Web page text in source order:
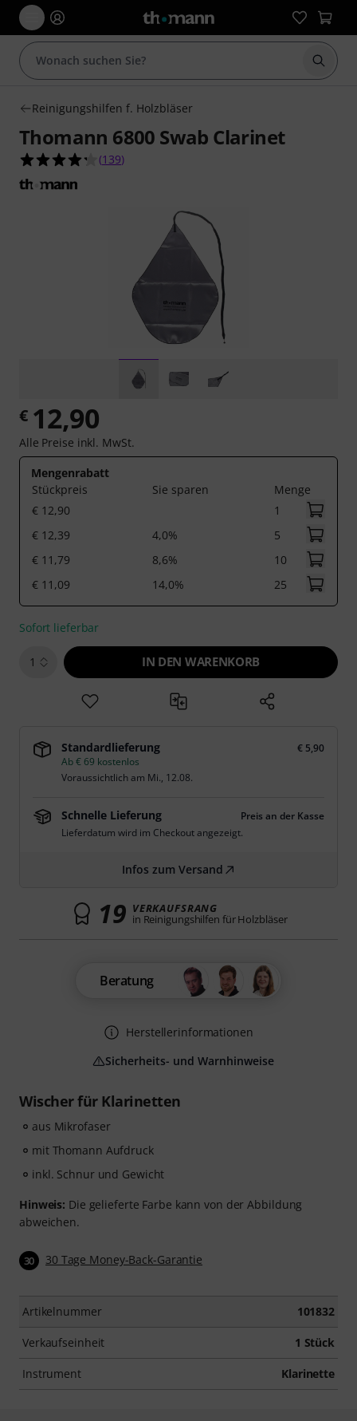
Suche
Reinigungshilfen f. Holzbläser
Thomann 6800 Swab Clarinet
4.3 von 5 Sternen aus 139 Kundenbewertungen
(139)
Wischer für Klarinetten
aus Mikrofaser
mit Thomann Aufdruck
inkl. Schnur und Gewicht
Hinweis: Die gelieferte Farbe kann von der Abbildung
abweichen.
30 30 Tage Money-Back-Garantie
Artikelnummer 101832
Verkaufseinheit 1 Stück
Instrument Klarinette
€ 12,90
Alle Preise inkl. MwSt.
Mengenrabatt
Stückpreis
Sie sparen
Menge
€ 12,90
1
€ 12,39
4,0%
5
€ 11,79
8,6%
10
€ 11,09
14,0% 25
Sofort lieferbar
1 IN DEN WARENKORB
Standardlieferung
€ 5,90
Ab € 69 kostenlos
Voraussichtlich am Mi., 12.08.
Schnelle Lieferung
Preis an der Kasse
Lieferdatum wird im Checkout angezeigt.
Infos zum Versand
19 VERKAUFSRANG
in Reinigungshilfen für Holzbläser
Beratung
Herstellerinformationen
Sicherheits- und Warnhinweise